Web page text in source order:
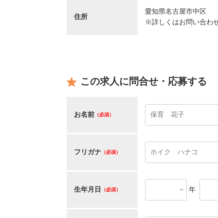
住所
愛知県名古屋市中区
※詳しくはお問い合わ
この求人に問合せ・応募する
お名前 （必須）
フリガナ （必須）
生年月日 （必須） 年